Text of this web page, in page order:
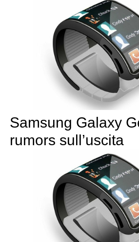
Samsung Galaxy
rumors sull’uscita